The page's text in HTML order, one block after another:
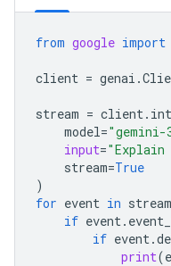
from google import
client = genai .
stream = client.
model=
input="Explain
stream=True
)
for event in stream
if event.
if event.
print(